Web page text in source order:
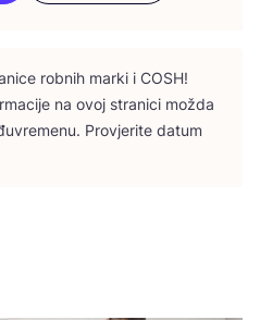
rob­nih mar­ki i COSH!
na ovoj stra­ni­ci možda
Pro­vje­ri­te datum